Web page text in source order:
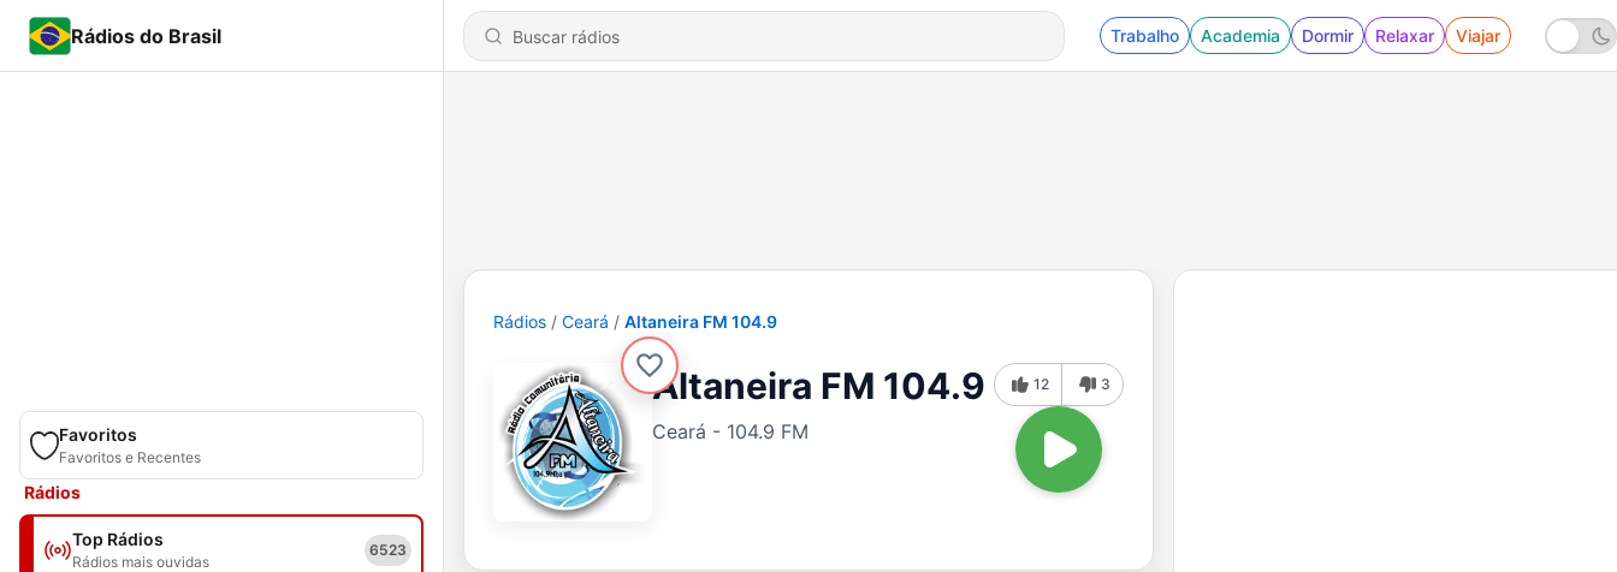
Rádios do Brasil Trabalho Academia Dormir Relaxar Viajar
Favoritos
Favoritos e Recentes
Rádios
Top Rádios
Rádios mais ouvidas
6523
Rádios Ceará Altaneira FM 104.9
Altaneira FM 104.9
Ceará - 104.9 FM
12 3